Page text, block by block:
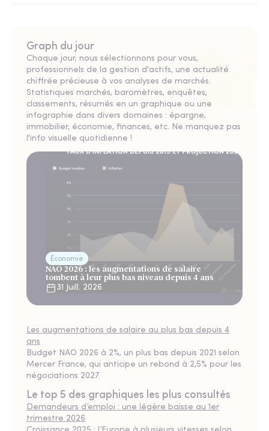
Graph du jour
Chaque jour, nous sélectionnons pour vous,
professionnels de la gestion d'actifs, une actualité
chiffrée précieuse à vos analyses de marchés.
Statistiques marchés, baromètres, enquêtes,
classements, résumés en un graphique ou une
infographie dans divers domaines : épargne,
immobilier, économie, finances, etc. Ne manquez pas
l'info visuelle quotidienne !
Économie
NAO 2026 : les augmentations de salaire
tombent à leur plus bas niveau depuis 4 ans
31 Juill. 2026
Les augmentations de salaire au plus bas depuis 4
ans
Budget NAO 2026 à 2%, un plus bas depuis 2021 selon
Mercer France, qui anticipe un rebond à 2,5% pour les
négociations 2027.
Le top 5 des graphiques les plus consultés
Demandeurs d’emploi : une légère baisse au 1er
trimestre 2026